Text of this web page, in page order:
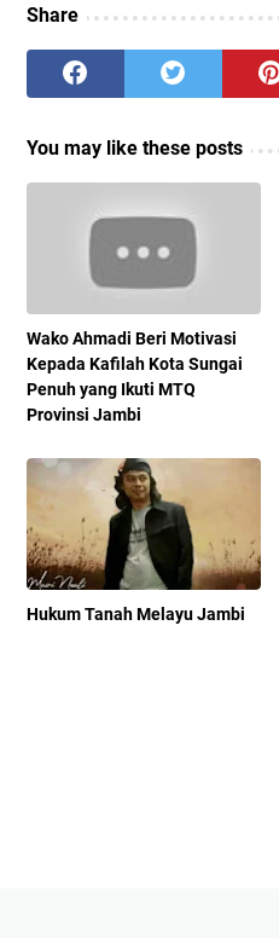
Share
You may like these posts
Wako Ahmadi Beri Motivasi
Kepada Kafilah Kota Sungai
Penuh yang Ikuti MTQ
Provinsi Jambi
Hukum Tanah Melayu Jambi